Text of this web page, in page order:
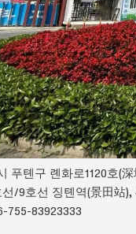
푸톈구 롄화로1120호(
/9호선 징톈역(景田站
755-83923333